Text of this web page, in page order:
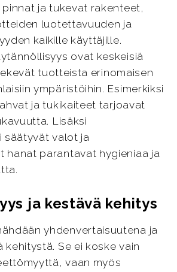
ja tukevat rakenteet,
luotettavuuden ja
kaikille käyttäjille.
ovat keskeisiä
tuotteista erinomaisen
ympäristöihin. Esimerkiksi
ja tukikaiteet tarjoavat
Lisäksi
säätyvät valot ja
hanat parantavat hygieniaa ja
ja kestävä kehitys
yhdenvertaisuutena ja
kehitystä. Se ei koske vain
vaan myös